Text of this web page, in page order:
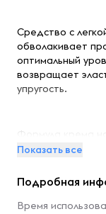
Средство с
обволакивает
оптимальный
возвращает
упругость.
Формула крема
гарантирующей
потертостей и
питает,
экстрактом
Показать все
Подробная
Время